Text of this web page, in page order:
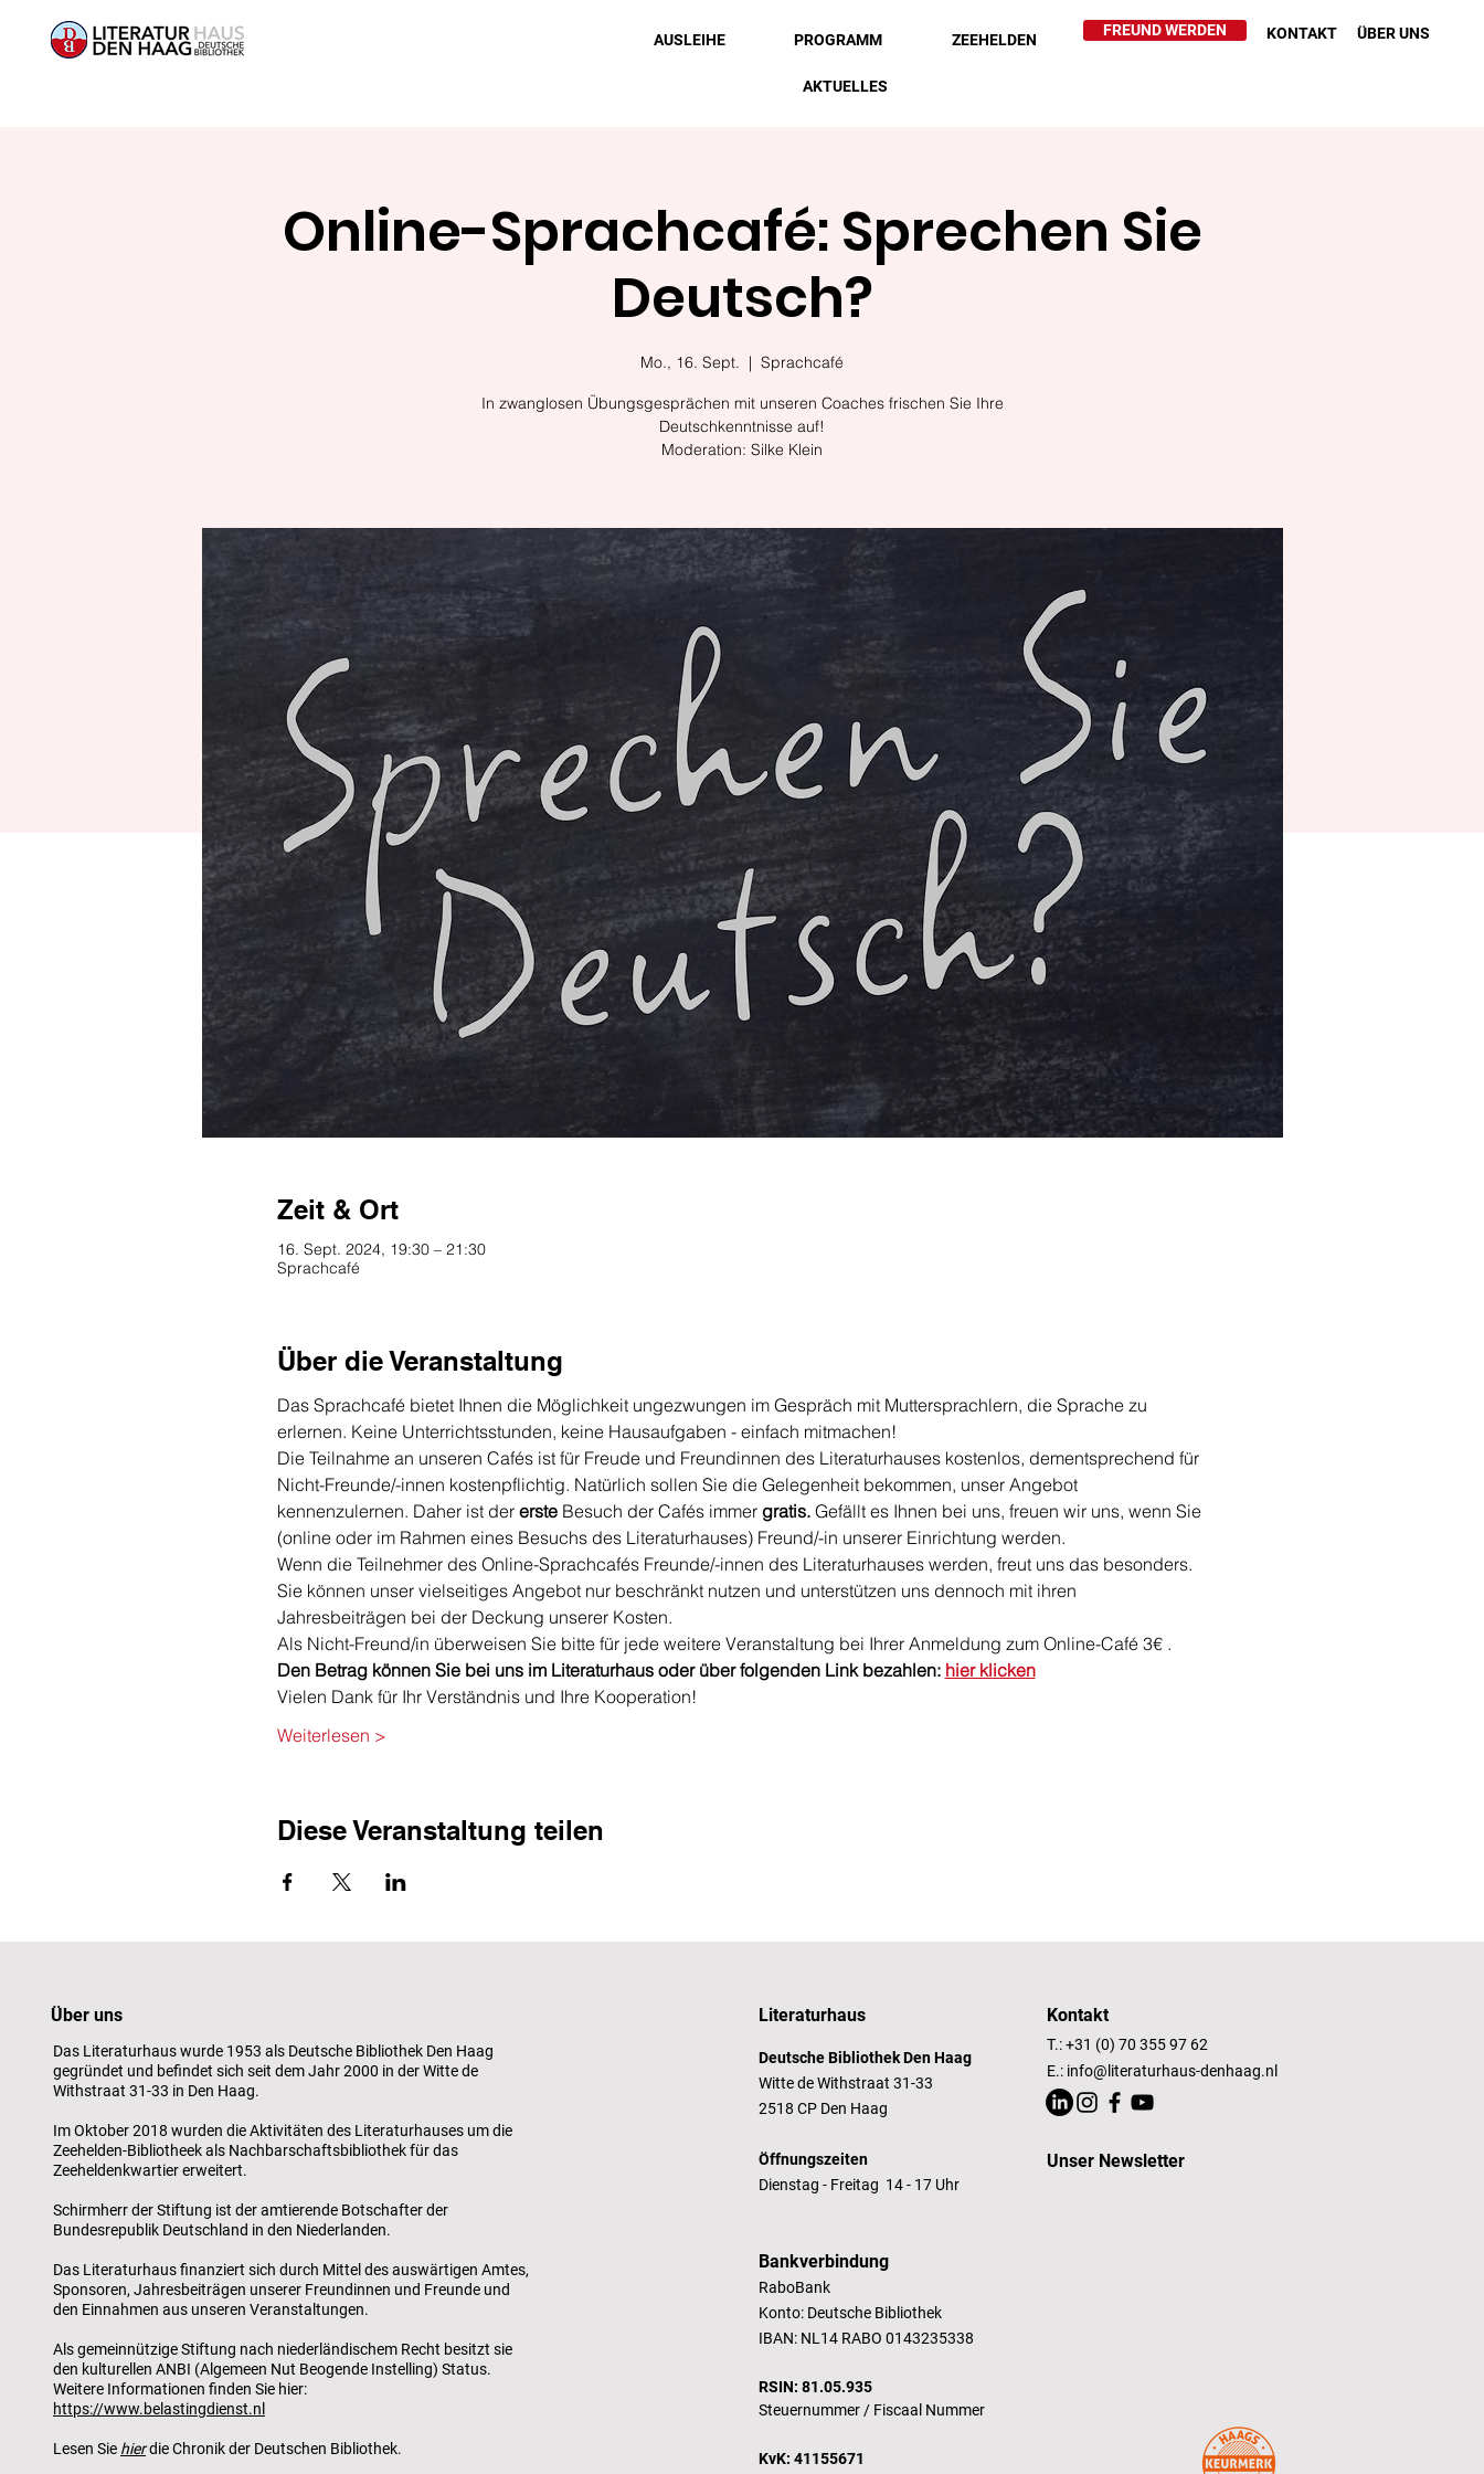
AUSLEIHE PROGRAMM ZEEHELDEN
AKTUELLES
FREUND WERDEN KONTAKT ÜBER UNS
Online-Sprachcafé: Sprechen Sie
Deutsch?
Mo., 16. Sept.
  |
Sprachcafé
In zwanglosen Übungsgesprächen mit unseren Coaches frischen Sie Ihre
Deutschkenntnisse auf!
Moderation: Silke Klein
Zeit & Ort
16. Sept. 2024, 19:30 – 21:30
Sprachcafé
Über die Veranstaltung
Das Sprachcafé bietet Ihnen die Möglichkeit ungezwungen im Gespräch mit Muttersprachlern, die Sprache zu
erlernen. Keine Unterrichtsstunden, keine Hausaufgaben - einfach mitmachen!
Die Teilnahme an unseren Cafés ist für Freude und Freundinnen des Literaturhauses kostenlos, dementsprechend für
Nicht-Freunde/-innen kostenpflichtig. Natürlich sollen Sie die Gelegenheit bekommen, unser Angebot
kennenzulernen. Daher ist der erste Besuch der Cafés immer gratis. Gefällt es Ihnen bei uns, freuen wir uns, wenn Sie
(online oder im Rahmen eines Besuchs des Literaturhauses) Freund/-in unserer Einrichtung werden.
Wenn die Teilnehmer des Online-Sprachcafés Freunde/-innen des Literaturhauses werden, freut uns das besonders.
Sie können unser vielseitiges Angebot nur beschränkt nutzen und unterstützen uns dennoch mit ihren
Jahresbeiträgen bei der Deckung unserer Kosten.
Als Nicht-Freund/in überweisen Sie bitte für jede weitere Veranstaltung bei Ihrer Anmeldung zum Online-Café 3€ .
​Den Betrag können Sie bei uns im Literaturhaus oder über folgenden Link bezahlen: hier klicken
Vielen Dank für Ihr Verständnis und Ihre Kooperation!
Weiterlesen >
Diese Veranstaltung teilen
Über uns
Das Literaturhaus wurde 1953 als Deutsche Bibliothek Den Haag
gegründet und befindet sich seit dem Jahr 2000 in der Witte de
Withstraat 31-33 in Den Haag.
Im Oktober 2018 wurden die Aktivitäten des Literaturhauses um die
Zeehelden-Bibliotheek als Nachbarschaftsbibliothek für das
Zeeheldenkwartier erweitert.
Schirmherr der Stiftung ist der amtierende Botschafter der
Bundesrepublik Deutschland in den Niederlanden.
Das Literaturhaus finanziert sich durch Mittel des auswärtigen Amtes,
Sponsoren, Jahresbeiträgen unserer Freundinnen und Freunde und
den Einnahmen aus unseren Veranstaltungen.
Als gemeinnützige Stiftung nach niederländischem Recht besitzt sie
den kulturellen ANBI (Algemeen Nut Beogende Instelling) Status.
Weitere Informationen finden Sie hier:
https://www.belastingdienst.nl
Lesen Sie hierdie Chronik der Deutschen Bibliothek.
Literaturhaus
Deutsche Bibliothek Den Haag
Witte de Withstraat 31-33
2518 CP Den Haag
Öffnungszeiten
Dienstag - Freitag 14 - 17 Uhr
Bankverbindung
RaboBank
Konto: Deutsche Bibliothek
IBAN: NL14 RABO 0143235338
RSIN: 81.05.935
Steuernummer / Fiscaal Nummer
KvK: 41155671
Kontakt
T.: +31 (0) 70 355 97 62
E.: info@literaturhaus-denhaag.nl
Unser Newsletter